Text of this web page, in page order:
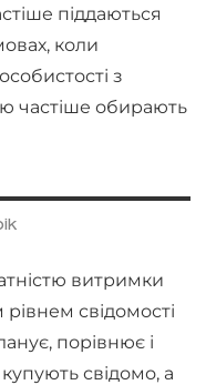
піддаються
коли
з
частіше обирають
витримки
свідомості
порівнює і
свідомо, а